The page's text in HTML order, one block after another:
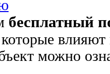
бесплатный
влияют
можно